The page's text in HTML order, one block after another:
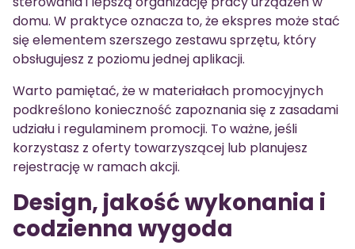
domu. W praktyce oznacza to, że ekspres może stać
się elementem szerszego zestawu sprzętu, który
obsługujesz z poziomu jednej aplikacji.
Warto pamiętać, że w materiałach promocyjnych
podkreślono konieczność zapoznania się z zasadami
udziału i regulaminem promocji. To ważne, jeśli
korzystasz z oferty towarzyszącej lub planujesz
rejestrację w ramach akcji.
Design, jakość wykonania i
codzienna wygoda